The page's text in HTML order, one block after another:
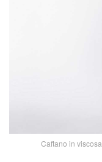
Caftano in